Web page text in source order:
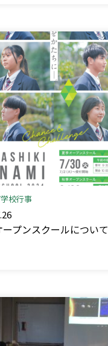
学校行事
ープンスクールについて